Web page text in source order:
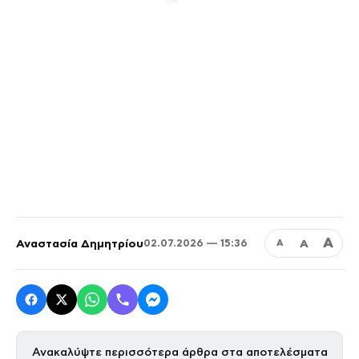
Αναστασία Δημητρίου02.07.2026 — 15:36 Α Α Α
Ανακαλύψτε περισσότερα άρθρα στα αποτελέσματα